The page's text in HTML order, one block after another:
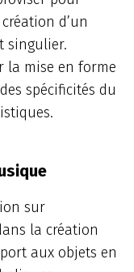
d’un
singulier.
la mise en forme
spécificités du
sur
la création
aux objets en